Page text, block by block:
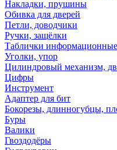
Накладки, прушины
Обивка для дверей
Петли, доводчики
Ручки, защёлки
Таблички информационные
Уголки, упор
Цилиндровый механизм,
Цифры
Инструмент
Адаптер для бит
Бокорезы, длинногубцы,
Буры
Валики
Гвоздодёры